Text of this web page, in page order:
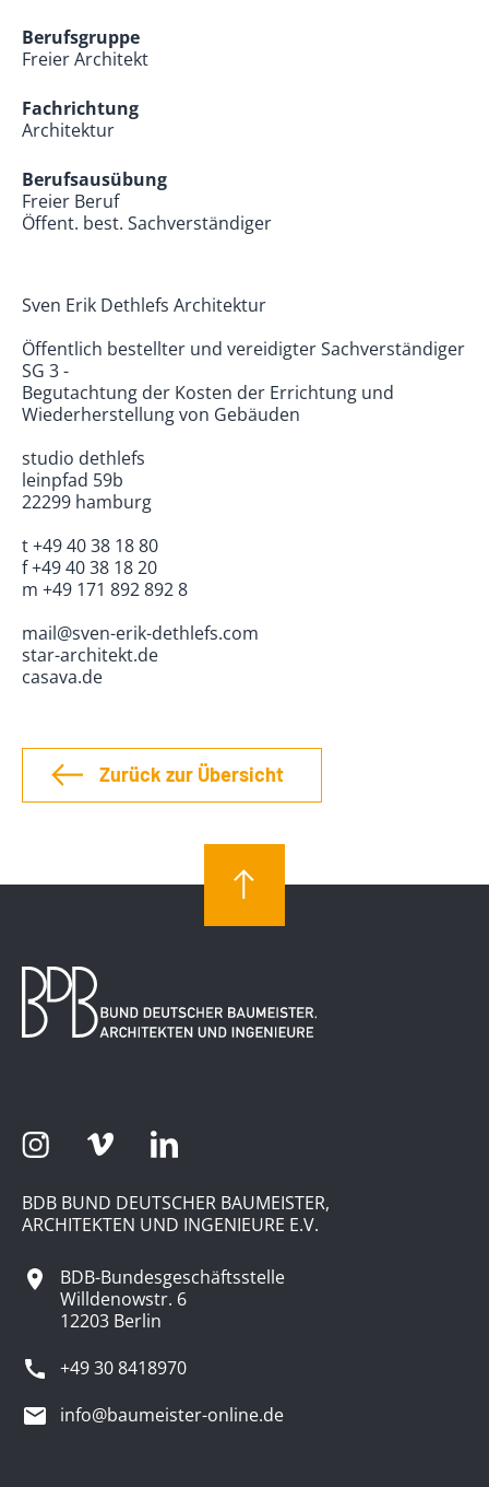
Berufsgruppe
Freier Architekt
Fachrichtung
Architektur
Berufsausübung
Freier Beruf
Öffent. best. Sachverständiger
Sven Erik Dethlefs Architektur
Öffentlich bestellter und vereidigter Sachverständiger
SG 3 -
Begutachtung der Kosten der Errichtung und
Wiederherstellung von Gebäuden
studio dethlefs
leinpfad 59b
22299 hamburg
t +49 40 38 18 80
f +49 40 38 18 20
m +49 171 892 892 8
mail@sven-erik-dethlefs.com
star-architekt.de
casava.de
Zurück zur Übersicht
BDB BUND DEUTSCHER BAUMEISTER,
ARCHITEKTEN UND INGENIEURE E.V.
BDB-Bundesgeschäftsstelle
Willdenowstr. 6
12203 Berlin
+49 30 8418970
info@baumeister-online.de